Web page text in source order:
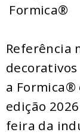
Formica®
Referência
a Formica®
edição
feira da